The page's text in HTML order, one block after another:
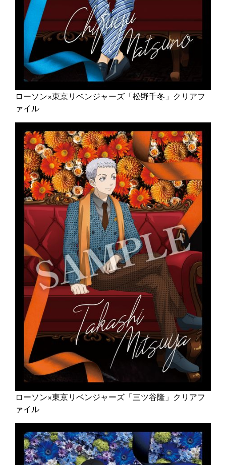
ローソン×東京リベンジャーズ「松野千冬」クリアフ
ァイル
ローソン×東京リベンジャーズ「三ツ谷隆」クリアフ
ァイル